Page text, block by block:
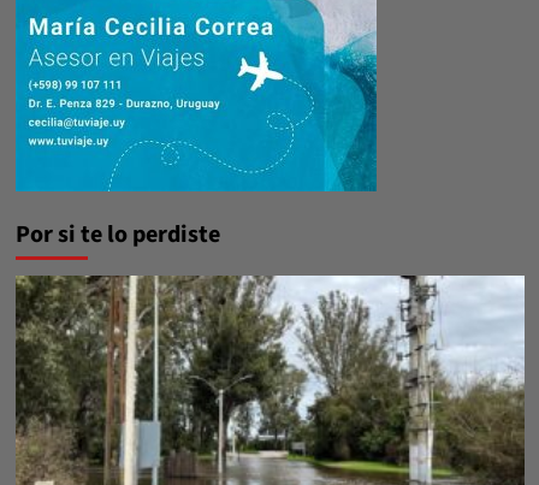
Por si te lo perdiste